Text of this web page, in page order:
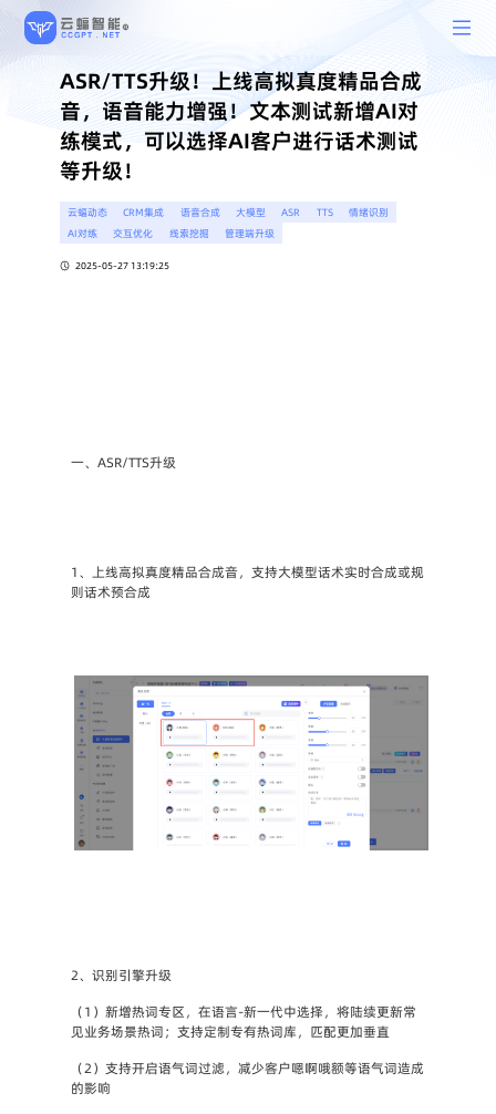
ASR/TTS升级！上线高拟真度精品合成
音，语音能力增强！文本测试新增AI对
练模式，可以选择AI客户进行话术测试
等升级！
云蝠动态 CRM集成 语音合成 大模型 ASR TTS
情绪识别
AI对练
交互优化 线索挖掘 管理端升级
2025-05-27 13:19:25
一、ASR/TTS升级
1、上线高拟真度精品合成音，支持大模型话术实时合成或规
则话术预合成
2、识别引擎升级
（1）新增热词专区，在语言-新一代中选择，将陆续更新常
见业务场景热词；支持定制专有热词库，匹配更加垂直
（2）支持开启语气词过滤，减少客户嗯啊哦额等语气词造成
的影响